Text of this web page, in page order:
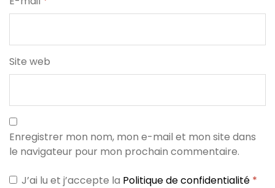
Site web
Enregistrer mon nom, mon e-mail et mon site dans
le navigateur pour mon prochain commentaire.
J’ai lu et j’accepte la Politique de confidentialité *